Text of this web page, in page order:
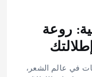
روعة
في عالم الشعر،